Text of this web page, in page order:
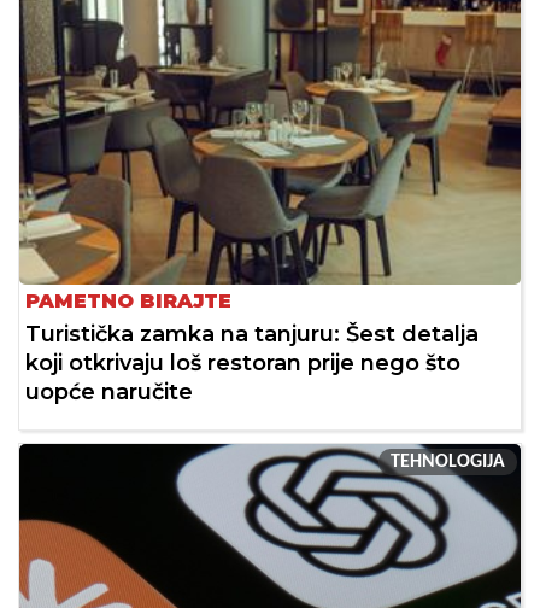
PAMETNO BIRAJTE
Turistička zamka na tanjuru: Šest detalja
koji otkrivaju loš restoran prije nego što
uopće naručite
TEHNOLOGIJA